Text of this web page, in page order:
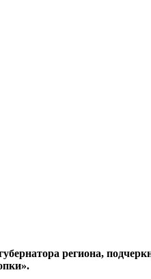
региона,